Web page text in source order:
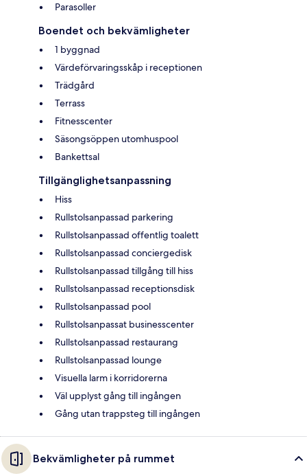
Parasoller
Boendet och bekvämligheter
1 byggnad
Värdeförvaringsskåp i receptionen
Trädgård
Terrass
Fitnesscenter
Säsongsöppen utomhuspool
Bankettsal
Tillgänglighetsanpassning
Hiss
Rullstolsanpassad parkering
Rullstolsanpassad offentlig toalett
Rullstolsanpassad conciergedisk
Rullstolsanpassad tillgång till hiss
Rullstolsanpassad receptionsdisk
Rullstolsanpassad pool
Rullstolsanpassat businesscenter
Rullstolsanpassad restaurang
Rullstolsanpassad lounge
Visuella larm i korridorerna
Väl upplyst gång till ingången
Gång utan trappsteg till ingången
Bekvämligheter på rummet